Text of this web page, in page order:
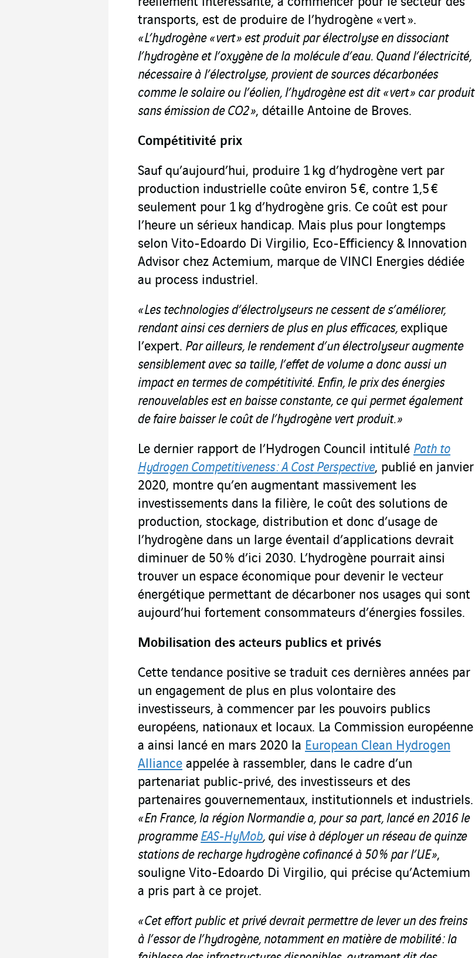
transports, est de produire de l’hydrogène « vert ».
« L’hydrogène « vert » est produit par électrolyse en dissociant
l’hydrogène et l’oxygène de la molécule d’eau. Quand l’électricité,
nécessaire à l’électrolyse, provient de sources décarbonées
comme le solaire ou l’éolien, l’hydrogène est dit « vert » car produit
sans émission de CO2», détaille Antoine de Broves.
Compétitivité prix
Sauf qu’aujourd’hui, produire 1 kg d’hydrogène vert par
production industrielle coûte environ 5 €, contre 1,5 €
seulement pour 1 kg d’hydrogène gris. Ce coût est pour
l’heure un sérieux handicap. Mais plus pour longtemps
selon Vito-Edoardo Di Virgilio, Eco-Efficiency & Innovation
Advisor chez Actemium, marque de VINCI Energies dédiée
au process industriel.
« Les technologies d’électrolyseurs ne cessent de s’améliorer,
rendant ainsi ces derniers de plus en plus efficaces, explique
l’expert. Par ailleurs, le rendement d’un électrolyseur augmente
sensiblement avec sa taille, l’effet de volume a donc aussi un
impact en termes de compétitivité. Enfin, le prix des énergies
renouvelables est en baisse constante, ce qui permet également
de faire baisser le coût de l’hydrogène vert produit. »
Le dernier rapport de l’Hydrogen Council intitulé Path to
Hydrogen Competitiveness : A Cost Perspective, publié en janvier
2020, montre qu’en augmentant massivement les
investissements dans la filière, le coût des solutions de
production, stockage, distribution et donc d’usage de
l’hydrogène dans un large éventail d’applications devrait
diminuer de 50 % d’ici 2030. L’hydrogène pourrait ainsi
trouver un espace économique pour devenir le vecteur
énergétique permettant de décarboner nos usages qui sont
aujourd’hui fortement consommateurs d’énergies fossiles.
Mobilisation des acteurs publics et privés
Cette tendance positive se traduit ces dernières années par
un engagement de plus en plus volontaire des
investisseurs, à commencer par les pouvoirs publics
européens, nationaux et locaux. La Commission européenne
a ainsi lancé en mars 2020 la European Clean Hydrogen
Alliance appelée à rassembler, dans le cadre d’un
partenariat public-privé, des investisseurs et des
partenaires gouvernementaux, institutionnels et industriels.
« En France, la région Normandie a, pour sa part, lancé en 2016 le
programme EAS-HyMob, qui vise à déployer un réseau de quinze
stations de recharge hydrogène cofinancé à 50 % par l’UE »,
souligne Vito-Edoardo Di Virgilio, qui précise qu’Actemium
a pris part à ce projet.
« Cet effort public et privé devrait permettre de lever un des freins
à l’essor de l’hydrogène, notamment en matière de mobilité : la